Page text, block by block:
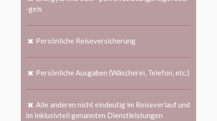
-gels
Persönliche Reiseversicherung
Persönliche Ausgaben (Wäscherei, Telefon, etc.)
Alle anderen nicht eindeutig im Reiseverlauf und
im Inklusivteil genannten Dienstleistungen